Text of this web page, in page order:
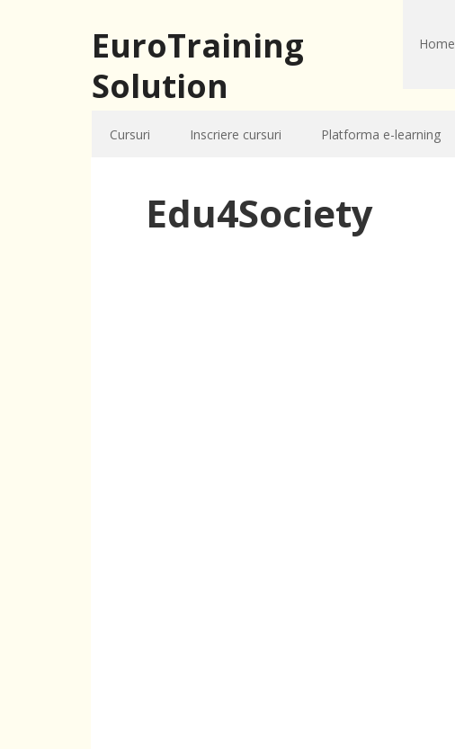
EuroTraining
Solution
Home
Cursuri Inscriere cursuri Platforma e-learning
Edu4Society